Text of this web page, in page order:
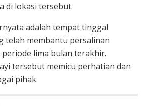
di lokasi tersebut.
adalah tempat tinggal
telah membantu persalinan
periode lima bulan terakhir.
tersebut memicu perhatian dan
pihak.